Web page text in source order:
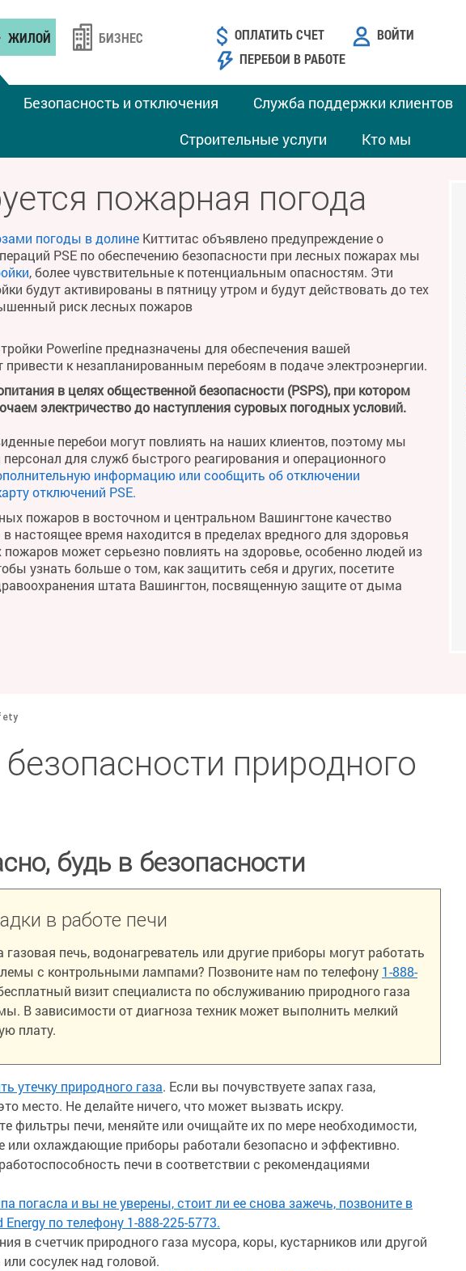
ЖИЛОЙ
Безопасность и отключения Служба поддержки клиентов
Строительные услуги
Кто мы
БИЗНЕС ОПЛАТИТЬ СЧЕТ
ВОЙТИ
ПЕРЕБОИ В РАБОТЕ
пожарная погода
погоды в долине Киттитас объявлено предупреждение о
PSE по обеспечению безопасности при лесных пожарах мы
, более чувствительные к потенциальным опасностям. Эти
будут активированы в пятницу утром и будут действовать до тех
риск лесных пожаров
Powerline предназначены для обеспечения вашей
привести к незапланированным перебоям в подаче электроэнергии.
в целях общественной безопасности (PSPS), при котором
электричество до наступления суровых погодных условий.
перебои могут повлиять на наших клиентов, поэтому мы
для служб быстрого реагирования и операционного
информацию или сообщить об отключении
отключений PSE.
пожаров в восточном и центральном Вашингтоне качество
настоящее время находится в пределах вредного для здоровья
может серьезно повлиять на здоровье, особенно людей из
узнать больше о том, как защитить себя и других, посетите
штата Вашингтон, посвященную защите от дыма
природного
будь в безопасности
в работе печи
печь, водонагреватель или другие приборы могут работать
с контрольными лампами? Позвоните нам по телефону 1-888-
визит специалиста по обслуживанию природного газа
В зависимости от диагноза техник может выполнить мелкий
плату.
утечку природного газа. Если вы почувствуете запах газа,
место. Не делайте ничего, что может вызвать искру.
фильтры печи, меняйте или очищайте их по мере необходимости,
или охлаждающие приборы работали безопасно и эффективно.
печи в соответствии с рекомендациями
погасла и вы не уверены, стоит ли ее снова зажечь, позвоните в
по телефону 1-888-225-5773.
в счетчик природного газа мусора, коры, кустарников или другой
сосулек над головой.